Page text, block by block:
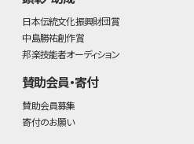
日本伝統文化振興財団賞
中島勝祐創作賞
邦楽技能者オーディション
賛助会員・寄付
賛助会員募集
寄付のお願い